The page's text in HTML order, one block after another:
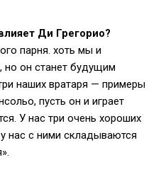
Ди Грегорио?
парня. хоть мы и
он станет будущим
наших вратаря — примеры
пусть он и играет
У нас три очень хороших
нас с ними складываются